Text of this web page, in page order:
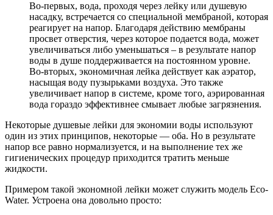
Во-первых, вода, проходя через лейку или душевую
насадку, встречается со специальной мембраной, которая
реагирует на напор. Благодаря действию мембраны
просвет отверстия, через которое подается вода, может
увеличиваться либо уменьшаться – в результате напор
воды в душе поддерживается на постоянном уровне.
Во-вторых, экономичная лейка действует как аэратор,
насыщая воду пузырьками воздуха. Это также
увеличивает напор в системе, кроме того, аэрированная
вода гораздо эффективнее смывает любые загрязнения.
Некоторые душевые лейки для экономии воды используют
один из этих принципов, некоторые — оба. Но в результате
напор все равно нормализуется, и на выполнение тех же
гигиенических процедур приходится тратить меньше
жидкости.
Примером такой экономной лейки может служить модель Eco-
Water. Устроена она довольно просто: